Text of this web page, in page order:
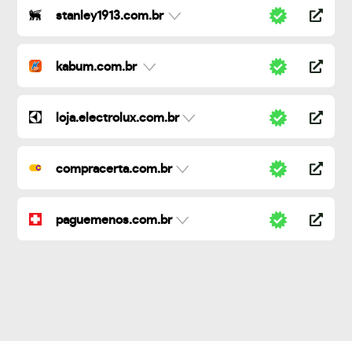
stanley1913.com.br
kabum.com.br
loja.electrolux.com.br
compracerta.com.br
paguemenos.com.br